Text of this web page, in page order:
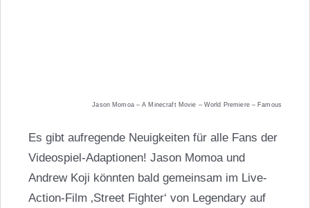
Jason Momoa – A Minecraft Movie – World Premiere – Famous
Es gibt aufregende Neuigkeiten für alle Fans der
Videospiel-Adaptionen! Jason Momoa und
Andrew Koji könnten bald gemeinsam im Live-
Action-Film ‚Street Fighter‘ von Legendary auf